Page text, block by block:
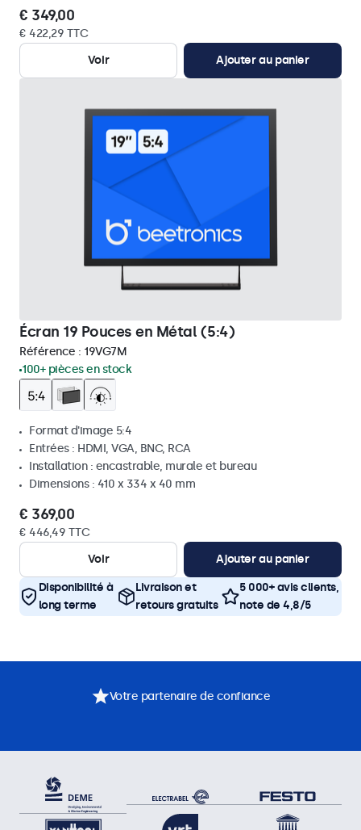
€ 349,00
€ 422,29 TTC
Voir
Ajouter au panier
Écran 19 Pouces en Métal (5:4)
Référence : 19VG7M
100+ pièces en stock
Format d'image 5:4
Entrées : HDMI, VGA, BNC, RCA
Installation : encastrable, murale et bureau
Dimensions : 410 x 334 x 40 mm
€ 369,00
€ 446,49 TTC
Voir
Ajouter au panier
Disponibilité à
long terme
Livraison et
retours gratuits
5 000+ avis clients,
note de 4,8/5
Votre partenaire de confiance